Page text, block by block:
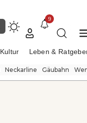
9
Kultur Leben &
Neckarline Gäubahn